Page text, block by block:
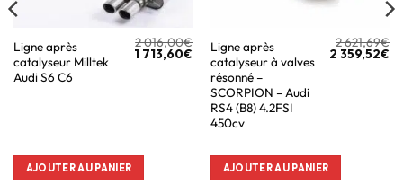
Ligne après
catalyseur Milltek
Audi S6 C6
2 016,00€
1 713,60€
AJOUTER AU PANIER
Ligne après
catalyseur à valves
résonné –
SCORPION – Audi
RS4 (B8) 4.2FSI
450cv
2 621,69€
2 359,52€
AJOUTER AU PANIER